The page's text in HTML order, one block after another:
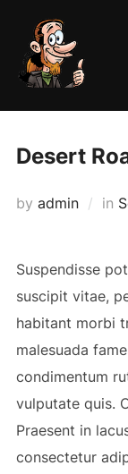
content
Desert
by admin in
Suspendisse
suscipit vitae,
habitant morbi
malesuada
condimentum
vulputate quis.
Praesent in
consectetur